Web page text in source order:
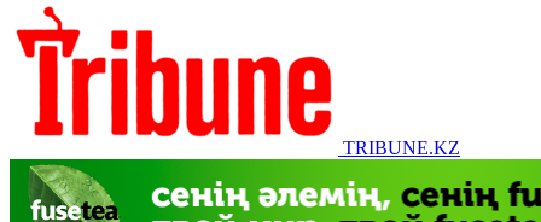
TRIBUNE.KZ